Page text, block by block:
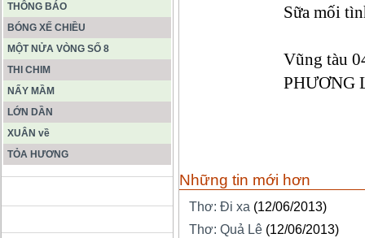
THÔNG BÁO
BÓNG XẾ CHIỀU
MỘT NỬA VÒNG SỐ 8
THI CHIM
NẨY MẦM
LỚN DẦN
XUÂN về
TỎA HƯƠNG
Sữa mối
Vũng tàu
PHƯƠNG
Những tin mới hơn
Thơ: Đi xa (12/06/2013)
Thơ: Quả Lê (12/06/2013)